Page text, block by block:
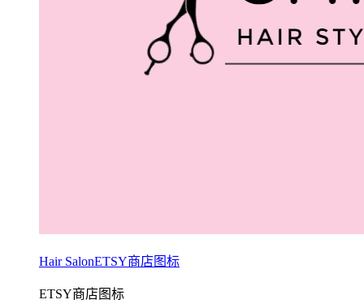
Hair SalonETSY商店图标
ETSY商店图标